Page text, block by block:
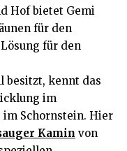
Hof bietet Gemi
für den
für den
besitzt, kennt das
im
im Schornstein. Hier
Kamin von